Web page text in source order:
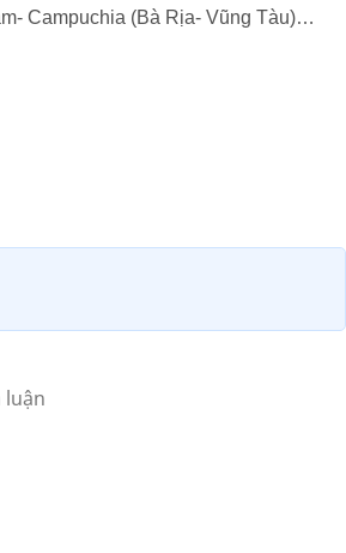
Campuchia (Bà Rịa- Vũng Tàu)…